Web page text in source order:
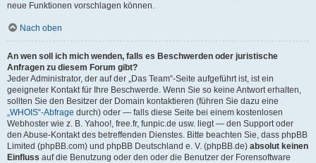
neue Funktionen vorschlagen können.
Nach oben
An wen soll ich mich wenden, falls es Beschwerden oder juristische
Anfragen zu diesem Forum gibt?
Jeder Administrator, der auf der „Das Team“-Seite aufgeführt ist, ist ein
geeigneter Kontakt für Ihre Beschwerde. Wenn Sie so keine Antwort erhalten,
sollten Sie den Besitzer der Domain kontaktieren (führen Sie dazu eine
„WHOIS“-Abfrage durch) oder — falls diese Seite bei einem kostenlosen
Webhoster wie z. B. Yahoo!, free.fr, funpic.de usw. liegt — den Support oder
den Abuse-Kontakt des betreffenden Dienstes. Bitte beachten Sie, dass phpBB
Limited (phpBB.com) und phpBB Deutschland e. V. (phpBB.de) absolut keinen
Einfluss auf die Benutzung oder den oder die Benutzer der Forensoftware